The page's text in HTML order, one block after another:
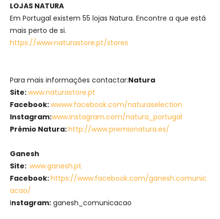
LOJAS NATURA
Em Portugal existem 55 lojas Natura. Encontre a que está
mais perto de si.
https://www.naturastore.pt/stores
Para mais informações contactar:Natura
Site:www.naturastore.pt
Facebook:wwww.facebook.com/naturaselection
Instagram:www.instagram.com/natura_portugal
Prémio Natura:http://www.premionatura.es/
Ganesh
Site: www.ganesh.pt
Facebook:https://www.facebook.com/ganesh.comunic
acao/
Instagram: ganesh_comunicacao